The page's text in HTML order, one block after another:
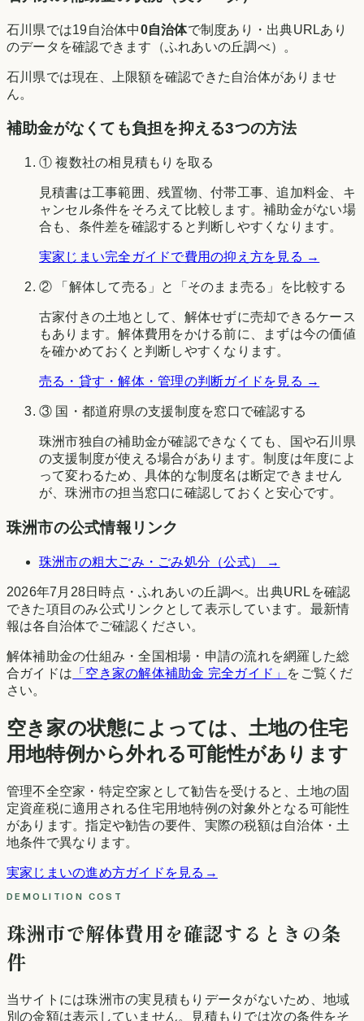
石川県では19自治体中0自治体で制度あり・出典URLあり
のデータを確認できます（ふれあいの丘調べ）。
石川県では現在、上限額を確認できた自治体がありませ
ん。
補助金がなくても負担を抑える3つの方法
① 複数社の相見積もりを取る
見積書は工事範囲、残置物、付帯工事、追加料金、キ
ャンセル条件をそろえて比較します。補助金がない場
合も、条件差を確認すると判断しやすくなります。
実家じまい完全ガイドで費用の抑え方を見る →
② 「解体して売る」と「そのまま売る」を比較する
古家付きの土地として、解体せずに売却できるケース
もあります。解体費用をかける前に、まずは今の価値
を確かめておくと判断しやすくなります。
売る・貸す・解体・管理の判断ガイドを見る →
③ 国・都道府県の支援制度を窓口で確認する
珠洲市独自の補助金が確認できなくても、国や石川県
の支援制度が使える場合があります。制度は年度によ
って変わるため、具体的な制度名は断定できません
が、珠洲市の担当窓口に確認しておくと安心です。
珠洲市の公式情報リンク
珠洲市の粗大ごみ・ごみ処分（公式） →
2026年7月28日時点 ・ふれあいの丘調べ。出典URLを確認
できた項目のみ公式リンクとして表示しています。最新情
報は各自治体でご確認ください。
解体補助金の仕組み・全国相場・申請の流れを網羅した総
合ガイドは 「空き家の解体補助金 完全ガイド」
をご覧くだ
さい。
空き家の状態によっては、土地の住宅
用地特例から外れる可能性があります
管理不全空家・特定空家として勧告を受けると、土地の固
定資産税に適用される住宅用地特例の対象外となる可能性
があります。指定や勧告の要件、実際の税額は自治体・土
地条件で異なります。
実家じまいの進め方ガイドを見る →
DEMOLITION COST
珠洲市で解体費用を確認するときの条
件
当サイトには珠洲市の実見積もりデータがないため、地域
別の金額は表示していません。見積もりでは次の条件をそ